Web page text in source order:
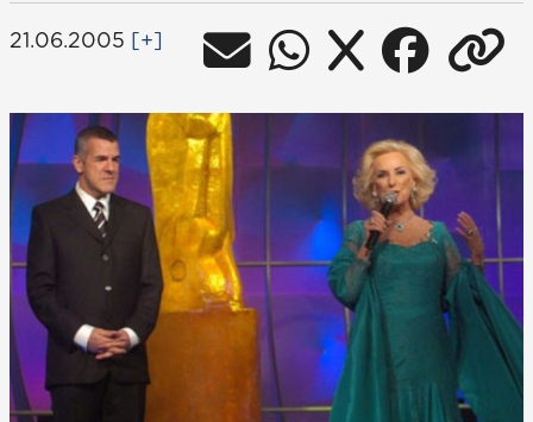
21.06.2005 [+]